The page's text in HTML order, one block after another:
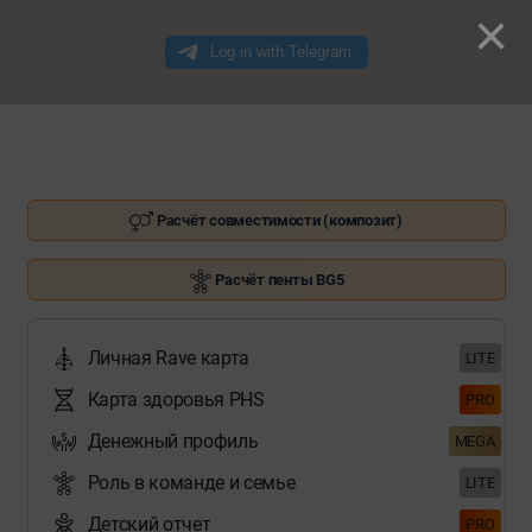
Расчёт совместимости (композит)
Расчёт пенты BG5
Личная Rave карта LITE
Карта здоровья PHS PRO
Денежный профиль MEGA
Роль в команде и семье LITE
Детский отчет PRO
×